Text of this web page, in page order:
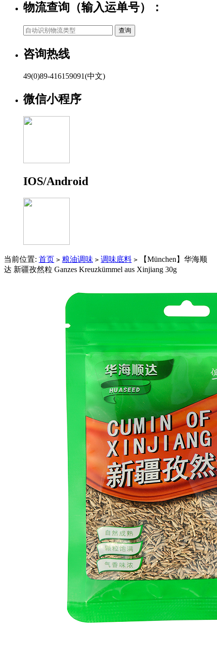
物流查询（输入运单号）：
咨询热线
49(0)89-416159091(中文)
微信小程序
IOS/Android
当前位置: 首页 > 粮油调味 > 调味底料 > 【München】华海顺
达 新疆孜然粒 Ganzes Kreuzkümmel aus Xinjiang 30g